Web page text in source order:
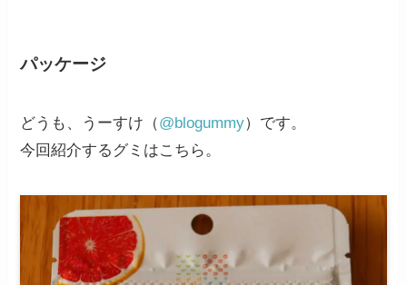
パッケージ
どうも、うーすけ（@blogummy）です。
今回紹介するグミはこちら。